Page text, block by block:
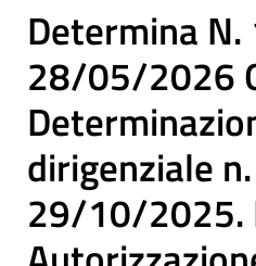
Determina
28/05/2026
dirigenziale
29/10/2025.